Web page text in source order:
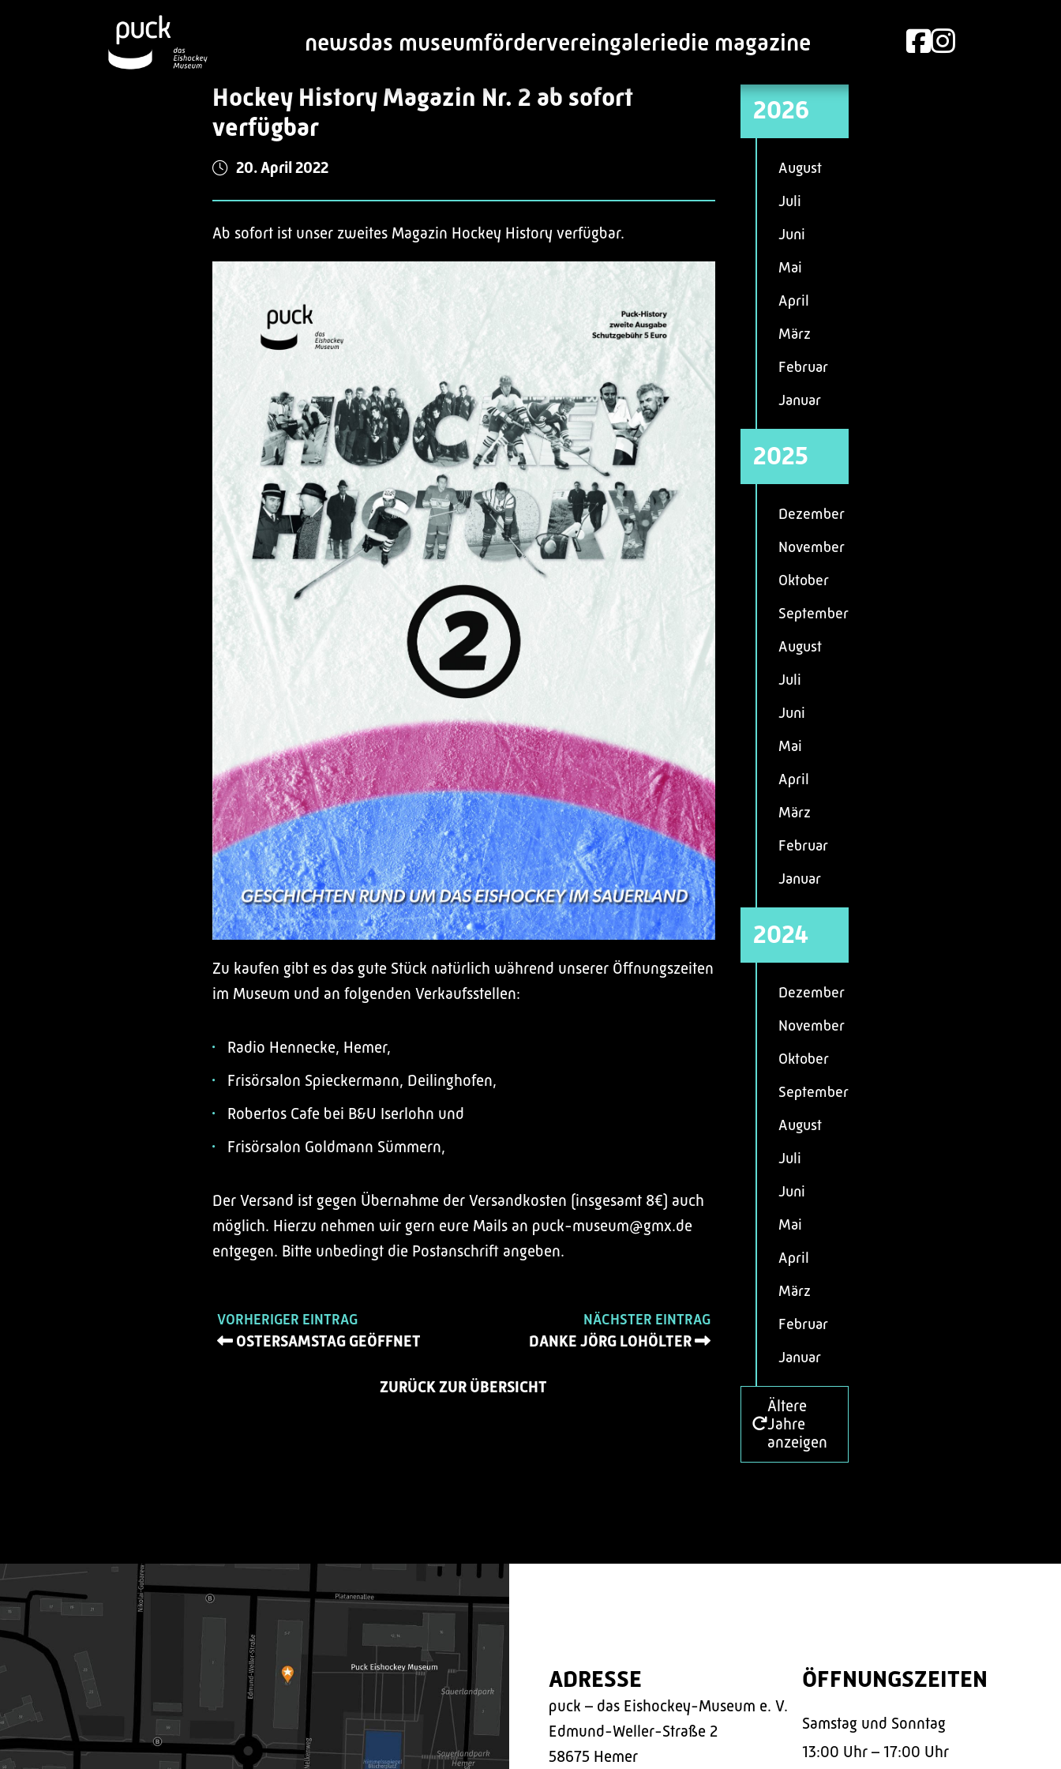
newsdas museumfördervereingaleriedie magazine
Hockey History Magazin Nr. 2 ab sofort
verfügbar
20. April 2022
Ab sofort ist unser zweites Magazin Hockey History verfügbar.
Zu kaufen gibt es das gute Stück natürlich während unserer Öffnungszeiten
im Museum und an folgenden Verkaufsstellen:
Radio Hennecke, Hemer,
Frisörsalon Spieckermann, Deilinghofen,
Robertos Cafe bei B&U Iserlohn und
Frisörsalon Goldmann Sümmern,
Der Versand ist gegen Übernahme der Versandkosten (insgesamt 8€) auch
möglich. Hierzu nehmen wir gern eure Mails an puck-museum@gmx.de
entgegen. Bitte unbedingt die Postanschrift angeben.
VORHERIGER EINTRAG
OSTERSAMSTAG GEÖFFNET
NÄCHSTER EINTRAG
DANKE JÖRG LOHÖLTER
ZURÜCK ZUR ÜBERSICHT
2026
August
Juli
Juni
Mai
April
März
Februar
Januar
2025
Dezember
November
Oktober
September
August
Juli
Juni
Mai
April
März
Februar
Januar
2024
Dezember
November
Oktober
September
August
Juli
Juni
Mai
April
März
Februar
Januar
Ältere
Jahre
anzeigen
ADRESSE
puck – das Eishockey-Museum e. V.
Edmund-Weller-Straße 2
58675 Hemer
ÖFFNUNGSZEITEN
Samstag und Sonntag
13:00 Uhr – 17:00 Uhr